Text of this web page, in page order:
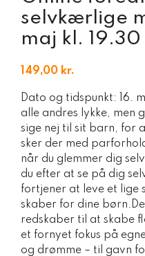
selvkærlige
maj kl. 19.30
149,00 kr.
Dato og tidspunkt: 16.
alle andres lykke, men
sige nej til sit barn, for
sker der med
når du glemmer dig
du efter at se på dig
fortjener at leve et lige
skaber for dine
redskaber til at skabe
et fornyet fokus på
og drømme – til gavn